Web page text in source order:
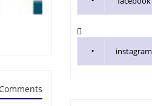
instagram